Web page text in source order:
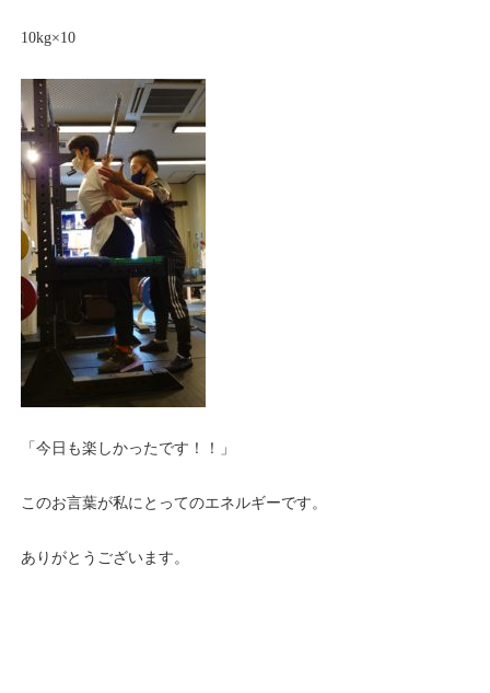
10kg×10
「今日も楽しかったです！！」
このお言葉が私にとってのエネルギーです。
ありがとうございます。